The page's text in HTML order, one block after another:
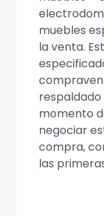
muebles
la venta.
momento
negociar
compra,
las